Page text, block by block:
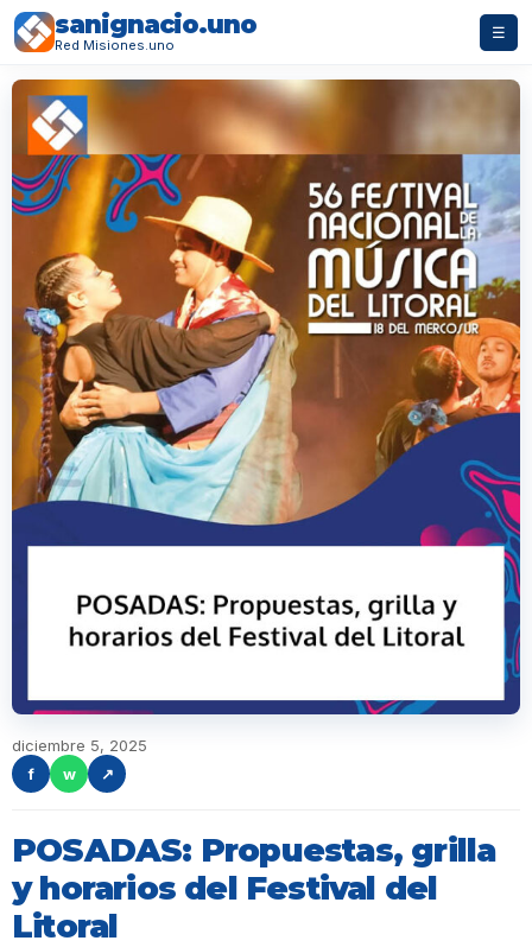
sanignacio.uno
Red Misiones.uno
☰
diciembre 5, 2025
f
w ↗
POSADAS: Propuestas, grilla
y horarios del Festival del
Litoral